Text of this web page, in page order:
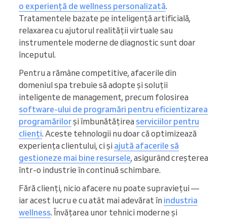
o experiență de wellness personalizată.
Tratamentele bazate pe inteligență artificială,
relaxarea cu ajutorul realității virtuale sau
instrumentele moderne de diagnostic sunt doar
începutul.
Pentru a rămâne competitive, afacerile din
domeniul spa trebuie să adopte și soluții
inteligente de management, precum folosirea
software-ului de programări pentru eficientizarea
programărilorși îmbunătățirea serviciilor pentru
clienți. Aceste tehnologii nu doar că optimizează
experiența clientului, ci și ajută afacerile să
gestioneze mai bine resursele, asigurând creșterea
într-o industrie în continuă schimbare.
Fără clienți, nicio afacere nu poate supraviețui —
iar acest lucru e cu atât mai adevărat în industria
wellness. Învățarea unor tehnici moderne și